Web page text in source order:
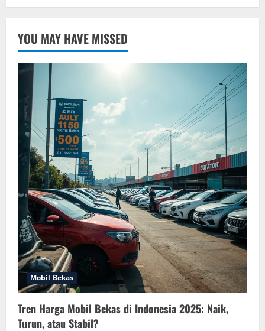
YOU MAY HAVE MISSED
Mobil Bekas
Tren Harga Mobil Bekas di Indonesia 2025: Naik,
Turun, atau Stabil?